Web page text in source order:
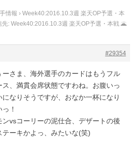
情報 › Week40:2016.10.3週 楽天OP予選・本
先: Week40:2016.10.3週 楽天OP予選・本戦 🌋
#29354
ーさま、海外選手のカードはもうフル
ス、満貫会席状態ですわね。お腹いっ
になりそうですが、おなか一杯になり
！
ンvsコーリーの泥仕合、デザートの後
テーキかよっ、みたいな(笑)